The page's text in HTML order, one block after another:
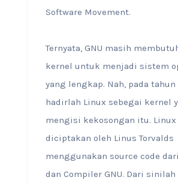
Software Movement.
Ternyata, GNU masih
kernel untuk menjadi sistem
yang lengkap. Nah, pada tahun
hadirlah Linux sebegai kernel
mengisi kekosongan itu. Linux
diciptakan oleh Linus Torvalds
menggunakan source code
dan Compiler GNU. Dari